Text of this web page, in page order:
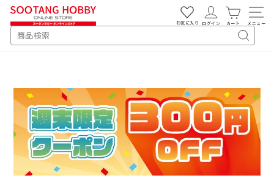
SEARCH
キ
ー
ド
検
索
お気に入り ログイン カート メニュー